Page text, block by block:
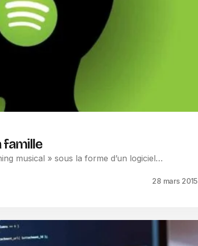
famille
musical » sous la forme d’un logiciel…
28 mars 2015